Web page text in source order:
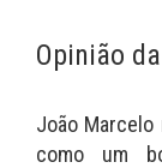
Opinião
João
como um